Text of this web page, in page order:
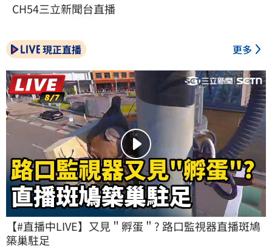
CH54三立新聞台直播
現正直播 更多
【#直播中LIVE】又見＂孵蛋＂? 路口監視器直播斑鳩
築巢駐足